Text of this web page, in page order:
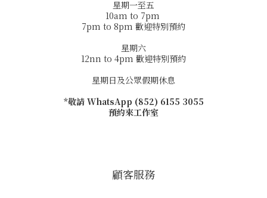
星期一至五
10am to 7pm
7pm to 8pm 歡迎特別預約
星期六
12nn to 4pm 歡迎特別預約
星期日及公眾假期休息
*敬請 WhatsApp (852) 6155 3055
預約來工作室
顧客服務